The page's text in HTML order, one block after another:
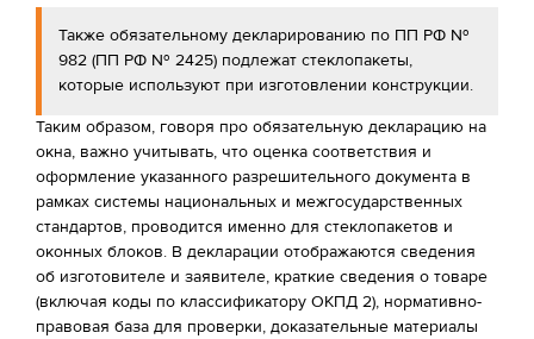
Также обязательному декларированию по ПП РФ №
982 (ПП РФ № 2425) подлежат стеклопакеты,
которые используют при изготовлении конструкции.
Таким образом, говоря про обязательную декларацию на
окна, важно учитывать, что оценка соответствия и
оформление указанного разрешительного документа в
рамках системы национальных и межгосударственных
стандартов, проводится именно для стеклопакетов и
оконных блоков. В декларации отображаются сведения
об изготовителе и заявителе, краткие сведения о товаре
(включая коды по классификатору ОКПД 2), нормативно-
правовая база для проверки, доказательные материалы